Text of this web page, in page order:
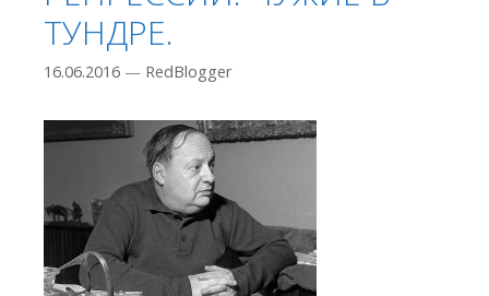
ТУНДРЕ.
16.06.2016 — RedBlogger